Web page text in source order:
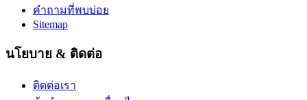
คำถามที่พบบ่อย
Sitemap
นโยบาย & ติดต่อ
ติดต่อเรา